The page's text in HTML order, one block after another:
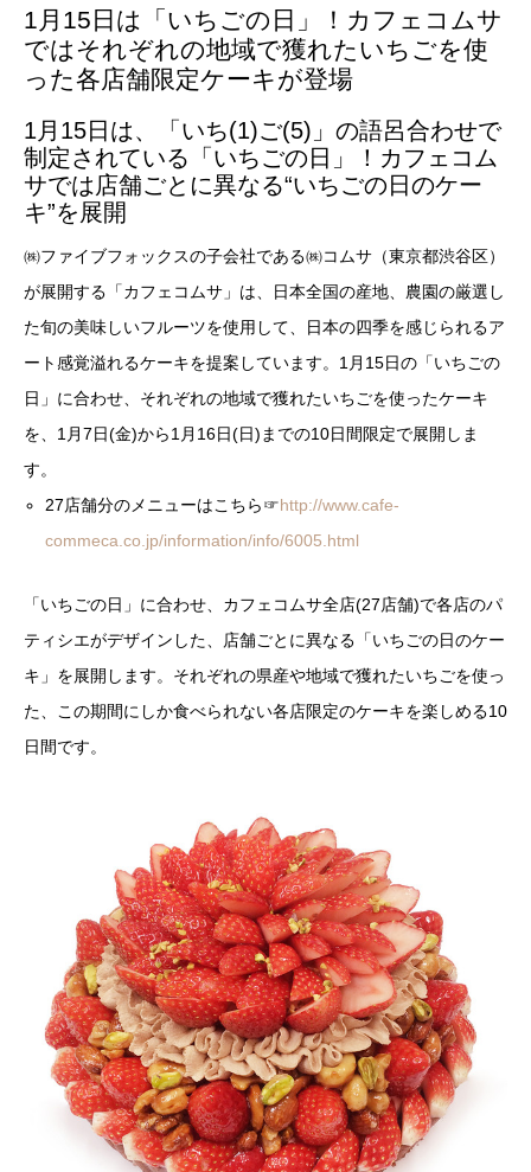
1月15日は「いちごの日」！カフェコムサ
ではそれぞれの地域で獲れたいちごを使
った各店舗限定ケーキが登場
1月15日は、「いち(1)ご(5)」の語呂合わせで
制定されている「いちごの日」！カフェコム
サでは店舗ごとに異なる“いちごの日のケー
キ”を展開
㈱ファイブフォックスの子会社である㈱コムサ（東京都渋谷区）
が展開する「カフェコムサ」は、日本全国の産地、農園の厳選し
た旬の美味しいフルーツを使用して、日本の四季を感じられるア
ート感覚溢れるケーキを提案しています。1月15日の「いちごの
日」に合わせ、それぞれの地域で獲れたいちごを使ったケーキ
を、1月7日(金)から1月16日(日)までの10日間限定で展開しま
す。
27店舗分のメニューはこちら☞http://www.cafe-
commeca.co.jp/information/info/6005.html
「いちごの日」に合わせ、カフェコムサ全店(27店舗)で各店のパ
ティシエがデザインした、店舗ごとに異なる「いちごの日のケー
キ」を展開します。それぞれの県産や地域で獲れたいちごを使っ
た、この期間にしか食べられない各店限定のケーキを楽しめる10
日間です。